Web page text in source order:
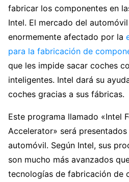
fabricar los componentes en
Intel. El mercado del
enormemente afectado por la
para la fabricación de
que les impide sacar coches
inteligentes. Intel dará su
coches gracias a sus fábricas.
Este programa llamado «Intel
Accelerator» será
automóvil. Según Intel, sus
son mucho más avanzados
tecnologías de fabricación de